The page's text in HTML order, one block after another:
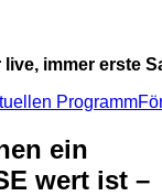
immer erste
Programm
ein
wert ist –